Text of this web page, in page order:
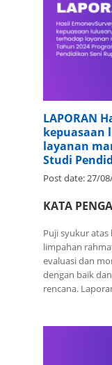
LAPORAN
kepuasaan
layanan
Studi
Post date:27/
KATA
Puji syukur atas
limpahan
evaluasi dan
dengan baik
rencana.